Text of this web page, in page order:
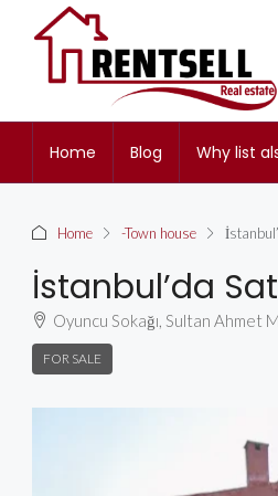
Home Blog Why list
Home -Town house
İstanbul’da
Oyuncu Sokağı, Sultan Ahmet
FOR SALE